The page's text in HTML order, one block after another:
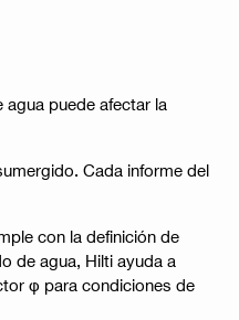
agua puede afectar la
Cada informe del
con la definición de
de agua, Hilti ayuda a
φ para condiciones de